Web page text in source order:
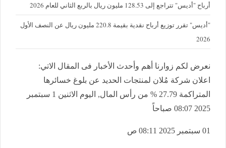
أرباح "أديس" تتراجع إلى 128.53 مليون ريال بالربع الثاني للعام 2026
"أديس" تقرر توزيع أرباح نقدية بقيمة 220.8 مليون ريال عن النصف الأول
2026
نعرض لكم زوارنا أهم وأحدث الأخبار فى المقال الاتي:
اعلان شركة مُلان لمنتجات الحديد عن بلوغ خسائرها
المتراكمة 27.79 % من رأس المال, اليوم الاثنين 1 سبتمبر
2025 08:07 صباحاً
01 سبتمبر 2025 08:11 ص